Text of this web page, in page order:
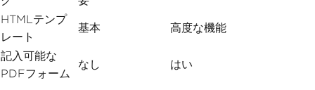
HTMLテンプ
レート
基本 高度な機能
記入可能な
PDFフォーム
なし はい